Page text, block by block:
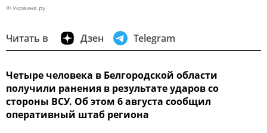
© Украина.ру
Читать в Дзен Telegram
Четыре человека в Белгородской области
получили ранения в результате ударов со
стороны ВСУ. Об этом 6 августа сообщил
оперативный штаб региона